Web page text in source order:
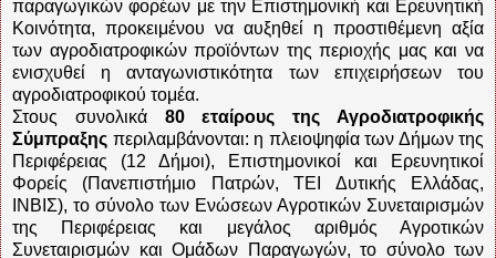
παραγωγικών φορέων με την Επιστημονική και Ερευνητική
Κοινότητα, προκειμένου να αυξηθεί η προστιθέμενη αξία
των αγροδιατροφικών προϊόντων της περιοχής μας και να
ενισχυθεί η ανταγωνιστικότητα των επιχειρήσεων του
αγροδιατροφικού τομέα.
Στους συνολικά 80 εταίρους της Αγροδιατροφικής
Σύμπραξης περιλαμβάνονται: η πλειοψηφία των Δήμων της
Περιφέρειας (12 Δήμοι), Επιστημονικοί και Ερευνητικοί
Φορείς (Πανεπιστήμιο Πατρών, ΤΕΙ Δυτικής Ελλάδας,
ΙΝΒΙΣ), το σύνολο των Ενώσεων Αγροτικών Συνεταιρισμών
της Περιφέρειας και μεγάλος αριθμός Αγροτικών
Συνεταιρισμών και Ομάδων Παραγωγών, το σύνολο των